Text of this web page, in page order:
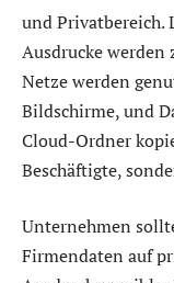
und Privatbereich.
Ausdrucke werden
Netze werden
Bildschirme, und
Cloud-Ordner
Beschäftigte,
Unternehmen
Firmendaten auf